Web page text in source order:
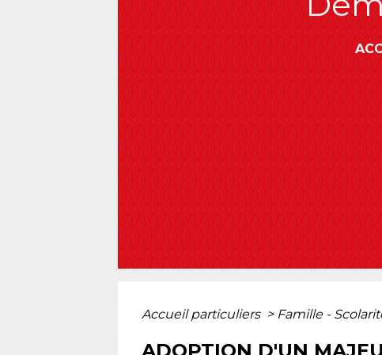
Accueil particuliers > Famille -
ADOPTION D'UN